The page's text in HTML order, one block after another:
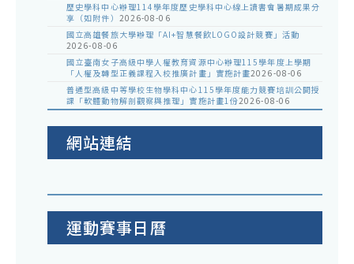
歷史學科中心辦理114學年度歷史學科中心線上讀書會暑期成果分
享（如附件） 2026-08-06
國立高雄餐旅大學辦理「AI+智慧餐飲LOGO設計競賽」活動
2026-08-06
國立臺南女子高級中學人權教育資源中心辦理115學年度上學期
「人權及轉型正義課程入校推廣計畫」實施計畫2026-08-06
普通型高級中等學校生物學科中心115學年度能力競賽培訓公開授
課「軟體動物解剖觀察與推理」實施計畫1份2026-08-06
網站連結
運動賽事日曆